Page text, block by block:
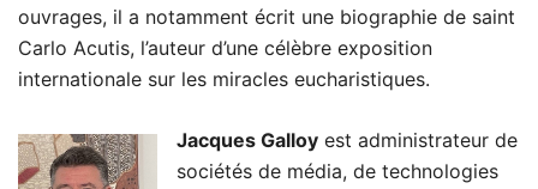
ouvrages, il a notamment écrit une biographie de saint
Carlo Acutis, l’auteur d’une célèbre exposition
internationale sur les miracles eucharistiques.
Jacques Galloy est administrateur de
sociétés de média, de technologies